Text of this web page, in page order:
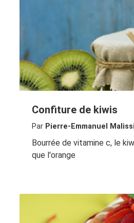
Confiture de kiwis
Par Pierre-Emmanuel
Bourrée de vitamine c, le
que l'orange